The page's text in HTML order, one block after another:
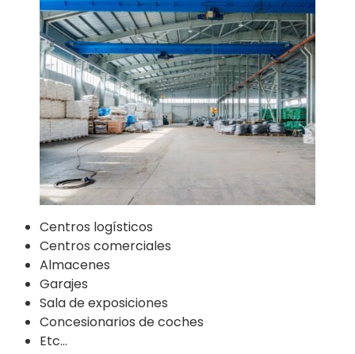
Centros logísticos
Centros comerciales
Almacenes
Garajes
Sala de exposiciones
Concesionarios de coches
Etc…